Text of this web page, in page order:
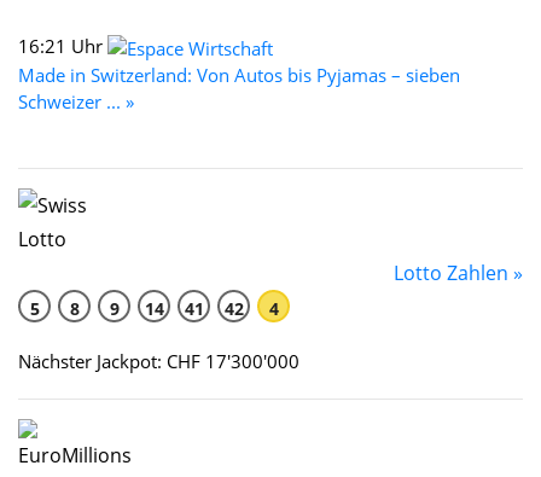
16:21 Uhr
Made in Switzerland: Von Autos bis Pyjamas – sieben
Schweizer ... »
Lotto Zahlen »
5 8 9 14 41 42 4
Nächster Jackpot: CHF 17'300'000